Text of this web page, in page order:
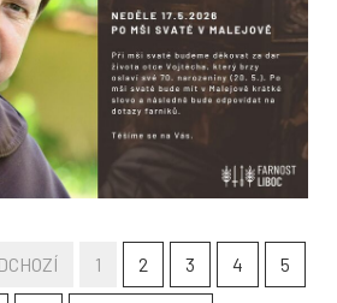
1 2 3 4 5